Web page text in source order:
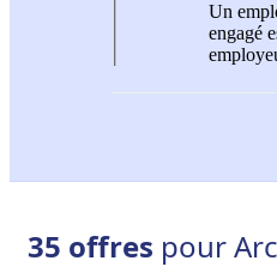
Un
engagé
35 offres pour